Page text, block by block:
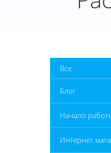
Все
Блог
Начало
Интернет